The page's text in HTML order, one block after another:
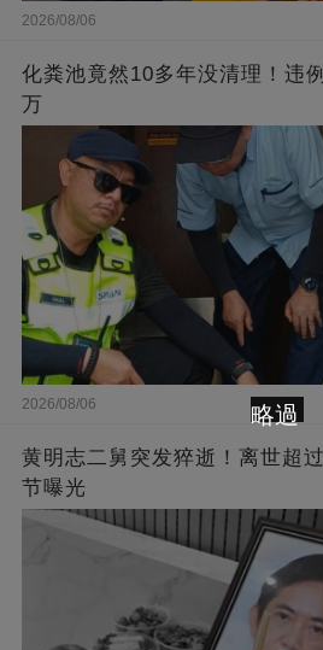
2026/08/06
化粪池竟然10多年没清理！违
万
2026/08/06
黄明志二舅突发猝逝！离世超
节曝光
略過